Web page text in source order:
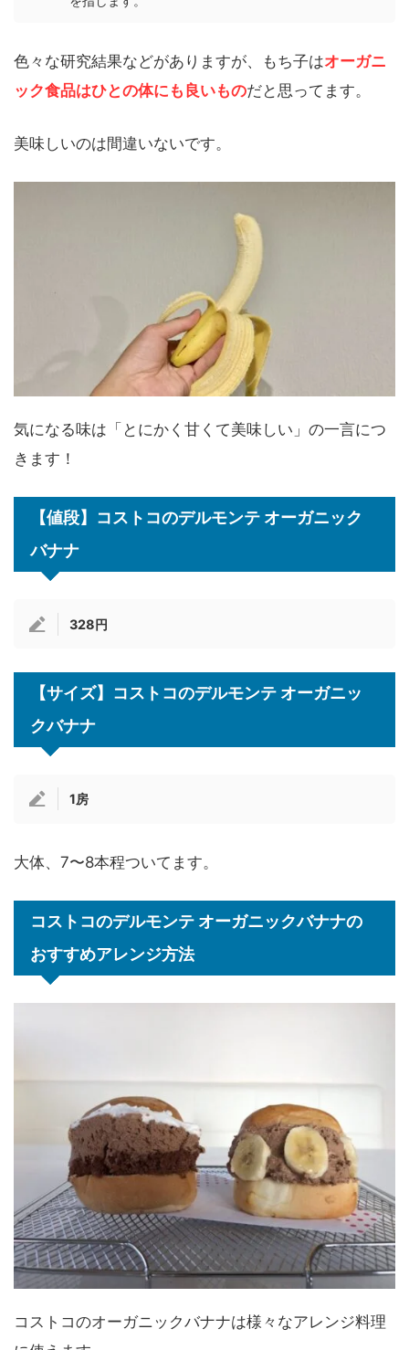
色々な研究結果などがありますが、もち子はオーガニ
ック食品はひとの体にも良いものだと思ってます。
美味しいのは間違いないです。
気になる味は 「とにかく甘くて美味しい」 の一言につ
きます！
【値段】コストコのデルモンテ オーガニック
バナナ
328円
【サイズ】コストコのデルモンテ オーガニッ
クバナナ
1房
大体、7〜8本程ついてます。
コストコのデルモンテ オーガニックバナナの
おすすめアレンジ方法
コストコのオーガニックバナナは様々なアレンジ料理